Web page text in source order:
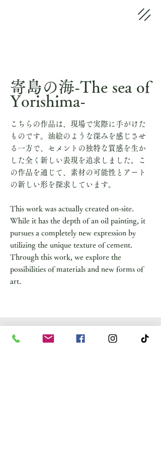
​寄島の海-The sea of
​​Yorishima-
こちらの作品は、現場で実際に手がけた
ものです。油絵のような深みを感じさせ
る一方で、セメントの独特な質感を生か
した全く新しい表現を追求しました。こ
の作品を通じて、素材の可能性とアート
の新しい形を探求しています。
This work was actually created on-site.
While it has the depth of an oil painting, it
pursues a completely new expression by
utilizing the unique texture of cement.
Through this work, we explore the
possibilities of materials and new forms of
art.